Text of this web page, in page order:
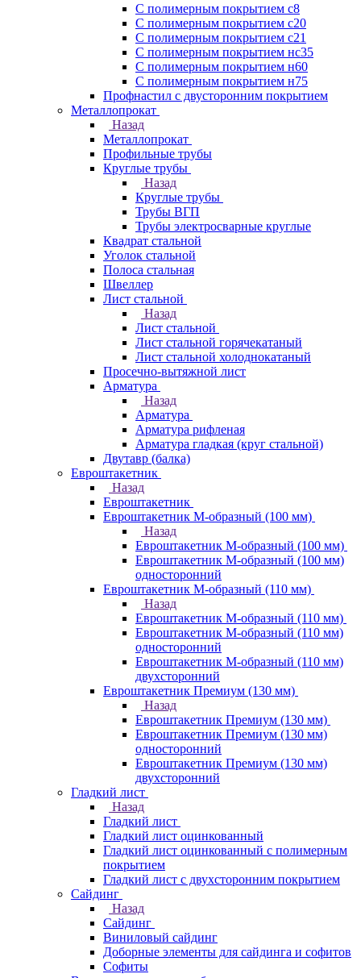
С полимерным покрытием с8
С полимерным покрытием с20
С полимерным покрытием с21
С полимерным покрытием нс35
С полимерным покрытием н60
С полимерным покрытием н75
Профнастил с двусторонним покрытием
Металлопрокат
Назад
Металлопрокат
Профильные трубы
Круглые трубы
Назад
Круглые трубы
Трубы ВГП
Трубы электросварные круглые
Квадрат стальной
Уголок стальной
Полоса стальная
Швеллер
Лист стальной
Назад
Лист стальной
Лист стальной горячекатаный
Лист стальной холоднокатаный
Просечно-вытяжной лист
Арматура
Назад
Арматура
Арматура рифленая
Арматура гладкая (круг стальной)
Двутавр (балка)
Евроштакетник
Назад
Евроштакетник
Евроштакетник М-образный (100 мм)
Назад
Евроштакетник М-образный (100 мм)
Евроштакетник М-образный (100 мм)
односторонний
Евроштакетник М-образный (110 мм)
Назад
Евроштакетник М-образный (110 мм)
Евроштакетник М-образный (110 мм)
односторонний
Евроштакетник М-образный (110 мм)
двухсторонний
Евроштакетник Премиум (130 мм)
Назад
Евроштакетник Премиум (130 мм)
Евроштакетник Премиум (130 мм)
односторонний
Евроштакетник Премиум (130 мм)
двухсторонний
Гладкий лист
Назад
Гладкий лист
Гладкий лист оцинкованный
Гладкий лист оцинкованный с полимерным
покрытием
Гладкий лист с двухсторонним покрытием
Сайдинг
Назад
Сайдинг
Виниловый сайдинг
Доборные элементы для сайдинга и софитов
Софиты